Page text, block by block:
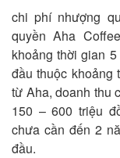
chi phí nhượng
quyền Aha
khoảng thời gian
đầu thuộc khoảng
từ Aha, doanh thu
150 – 600 triệu
chưa cần đến 2
đầu.